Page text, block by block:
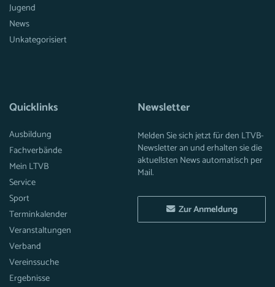
Jugend
News
Unkategorisiert
Quicklinks
Ausbildung
Fachverbände
Mein LTVB
Service
Sport
Terminkalender
Veranstaltungen
Verband
Vereinssuche
Ergebnisse
Newsletter
Melden Sie sich jetzt für den LTVB-
Newsletter an und erhalten sie die
aktuellsten News automatisch per
Mail.
Zur Anmeldung